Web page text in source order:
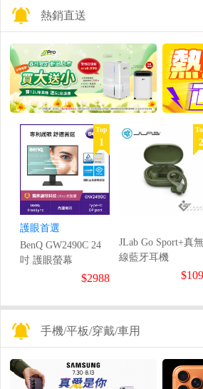
熱銷直送
Top
1
護眼首選
BenQ GW2490C 24
吋 護眼螢幕
$2988
2
JLab Go Sport+真無
線藍牙耳機
手機/平板/穿戴/車用